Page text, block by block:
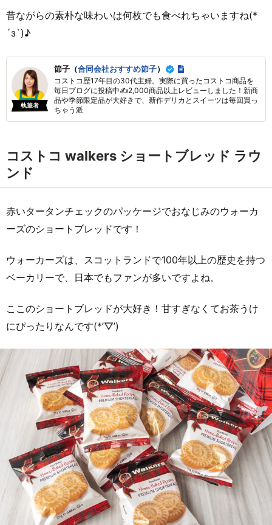
昔ながらの素朴な味わいは何枚でも食べれちゃいますね(*
´з`)♪
執筆者
節子（合同会社おすすめ節子）
コストコ歴17年目の30代主婦。実際に買ったコストコ商品を
毎日ブログに投稿中✍2,000商品以上レビューしました！新商
品や季節限定品が大好きで、新作デリカとスイーツは毎回買っ
ちゃう派
コストコ walkers ショートブレッド ラウ
ンド
赤いタータンチェックのパッケージでおなじみのウォーカ
ーズのショートブレッドです！
ウォーカーズは、スコットランドで100年以上の歴史を持つ
ベーカリーで、日本でもファンが多いですよね。
ここのショートブレッドが大好き！甘すぎなくてお茶うけ
にぴったりなんです(*’▽’)